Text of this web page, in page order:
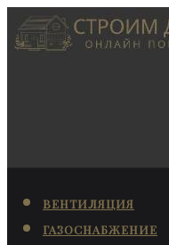
ВЕНТИЛЯЦИЯ
ГАЗОСНАБЖЕНИЕ